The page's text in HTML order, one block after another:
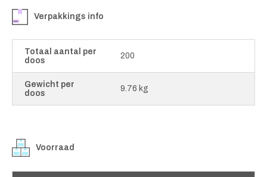
Verpakkings info
Totaal aantal per
doos
200
Gewicht per
doos
9.76 kg
Voorraad